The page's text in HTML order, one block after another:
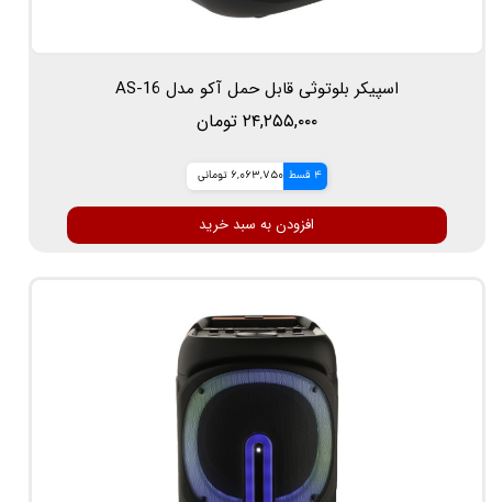
اسپیکر بلوتوثی قابل حمل آکو مدل AS-16
۲۴,۲۵۵,۰۰۰ تومان
4 قسط 6,063,750 تومانی
افزودن به سبد خرید